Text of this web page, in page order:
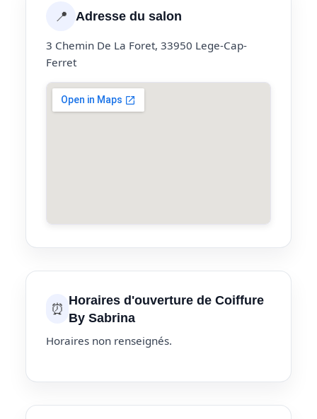
📍 Adresse du salon
3 Chemin De La Foret, 33950 Lege-Cap-
Ferret
⏰ Horaires d'ouverture de Coiffure
By Sabrina
Horaires non renseignés.